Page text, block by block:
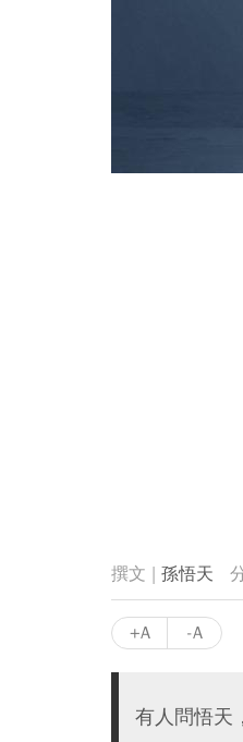
孫悟天
+A -A
有人問悟天